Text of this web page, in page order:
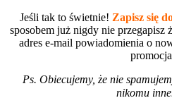
Jeśli tak to świetnie! Zapisz się
sposobem już nigdy nie przegapisz
adres e-mail powiadomienia o
Ps. Obiecujemy, że nie
nikomu